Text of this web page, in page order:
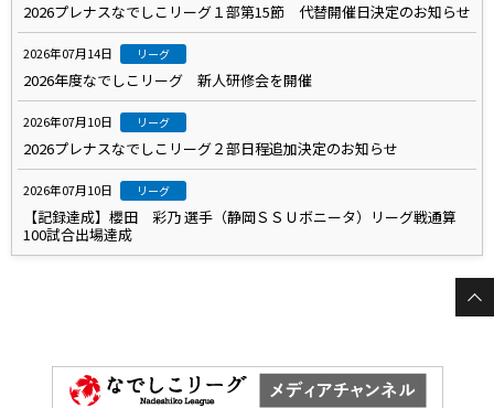
2026プレナスなでしこリーグ１部第15節 代替開催日決定のお知らせ
2026年07月14日 リーグ
2026年度なでしこリーグ 新人研修会を開催
2026年07月10日 リーグ
2026プレナスなでしこリーグ２部日程追加決定のお知らせ
2026年07月10日 リーグ
【記録達成】櫻田 彩乃 選手（静岡ＳＳＵボニータ）リーグ戦通算
100試合出場達成